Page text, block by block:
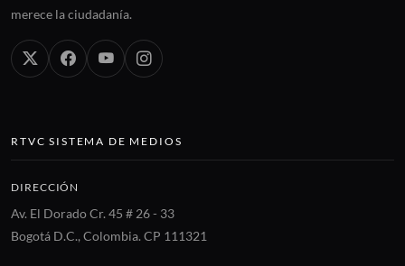
merece la ciudadanía.
RTVC SISTEMA DE MEDIOS
DIRECCIÓN
Av. El Dorado Cr. 45 # 26 - 33
Bogotá D.C., Colombia. CP 111321